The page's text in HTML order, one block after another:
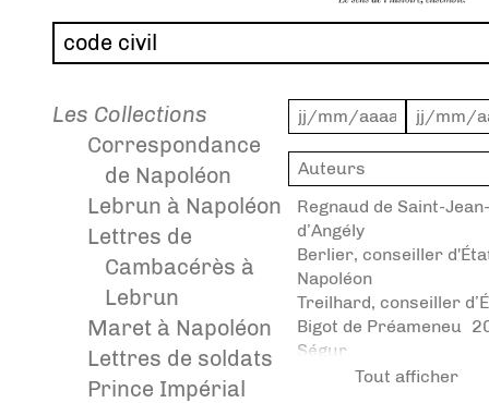
Les Collections
Correspondance
de Napoléon
Lebrun à Napoléon
Lettres de
Cambacérès à
Lebrun
Maret à Napoléon
Lettres de soldats
Prince Impérial
Regnaud de Saint-Jean-
d’Angély
Berlier, conseiller
Napoléon
Treilhard, conseiller
Bigot de Préameneu
Ségur
Tout afficher